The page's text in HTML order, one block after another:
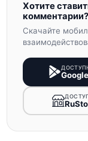
Хотите
комментарии?
Скачайте